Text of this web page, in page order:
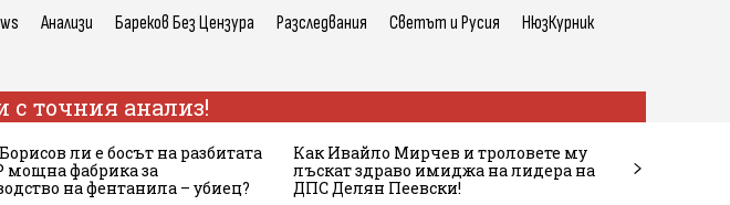
Анализи Бареков Без Цензура Разследвания Светът и Русия НюзКурник
точния анализ!
ли е босът на разбитата
мощна фабрика за
на фентанила – убиец?
Как Ивайло Мирчев и троловете му
лъскат здраво имиджа на лидера на
ДПС Делян Пеевски!